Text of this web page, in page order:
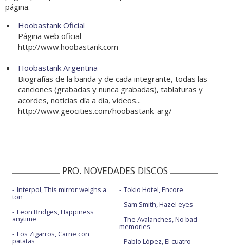
página.
Hoobastank Oficial
Página web oficial
http://www.hoobastank.com
Hoobastank Argentina
Biografías de la banda y de cada integrante, todas las
canciones (grabadas y nunca grabadas), tablaturas y
acordes, noticias día a día, vídeos...
http://www.geocities.com/hoobastank_arg/
PRO. NOVEDADES DISCOS
Interpol, This mirror weighs a
ton
Leon Bridges, Happiness
anytime
Los Zigarros, Carne con
patatas
Tokio Hotel, Encore
Sam Smith, Hazel eyes
The Avalanches, No bad
memories
Pablo López, El cuatro